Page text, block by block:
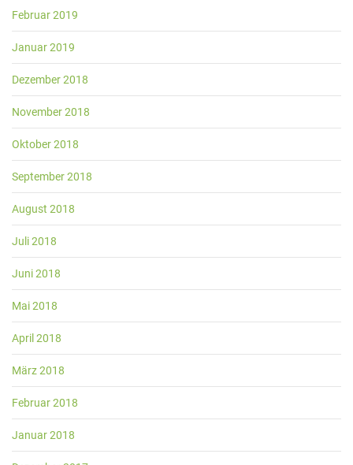
Februar 2019
Januar 2019
Dezember 2018
November 2018
Oktober 2018
September 2018
August 2018
Juli 2018
Juni 2018
Mai 2018
April 2018
März 2018
Februar 2018
Januar 2018